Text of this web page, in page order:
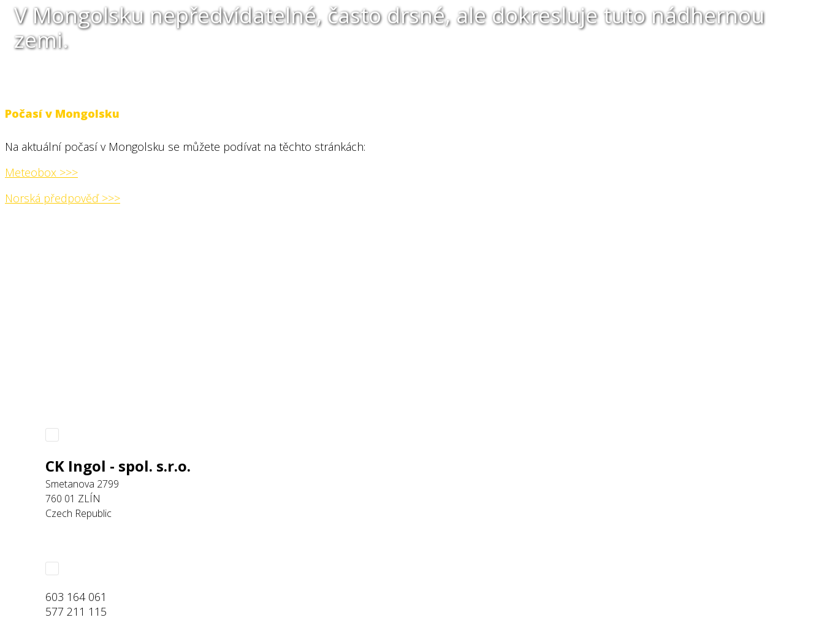
V Mongolsku nepředvídatelné, často drsné, ale dokresluje tuto nádhernou
zemi.
Počasí v Mongolsku
Na aktuální počasí v Mongolsku se můžete podívat na těchto stránkách:
Meteobox >>>
Norská předpověď >>>
CK Ingol - spol. s.r.o.
Smetanova 2799
760 01 ZLÍN
Czech Republic
603 164 061
577 211 115